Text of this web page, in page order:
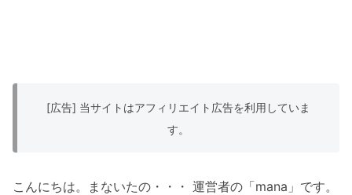
[広告] 当サイトはアフィリエイト広告を利用していま
す。
こんにちは。まないたの・・・ 運営者の「mana」です。